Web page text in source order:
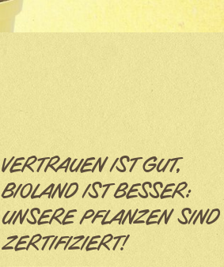
VERTRAUEN IST GUT,
BIOLAND IST BESSER:
UNSERE PFLANZEN SIND
ZERTIFIZIERT!